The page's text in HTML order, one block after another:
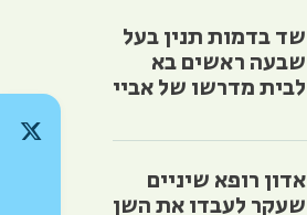
שד בדמות תנין בעל
שבעה ראשים בא
לבית מדרשו של אביי
אדון רופא שיניים
שעקר לעבדו את השן